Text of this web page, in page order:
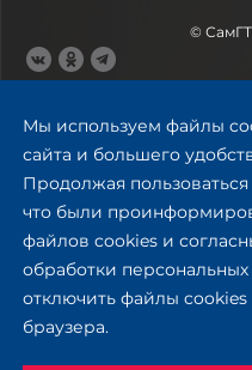
Мы используем файлы
сайта и большего
Продолжая
что были
файлов cookies и
обработки
отключить файлы
браузера.
©